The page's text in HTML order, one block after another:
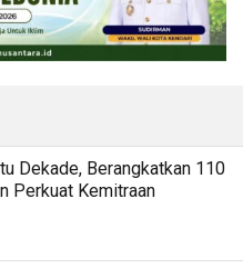
Dekade, Berangkatkan 110
Perkuat Kemitraan